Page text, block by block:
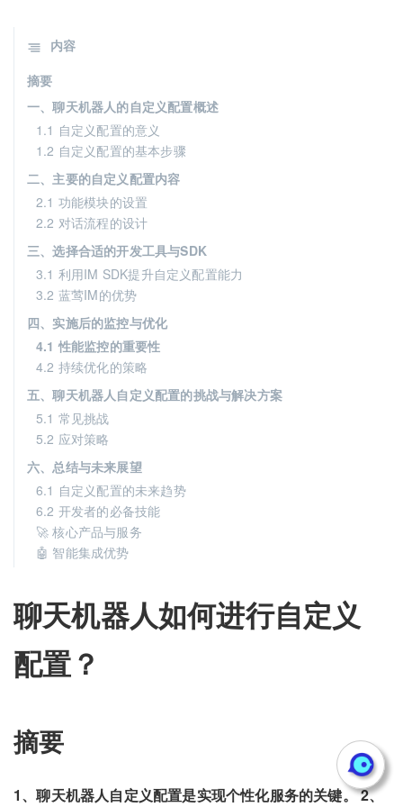
聊天机器人如何进行自定义
配置？
摘要
1、聊天机器人自定义配置是实现个性化服务的关键。 2、
内容
摘要
一、聊天机器人的自定义配置概述
1.1 自定义配置的意义
1.2 自定义配置的基本步骤
二、主要的自定义配置内容
2.1 功能模块的设置
2.2 对话流程的设计
三、选择合适的开发工具与SDK
3.1 利用IM SDK提升自定义配置能力
3.2 蓝莺IM的优势
四、实施后的监控与优化
4.1 性能监控的重要性
4.2 持续优化的策略
五、聊天机器人自定义配置的挑战与解决方案
5.1 常见挑战
5.2 应对策略
六、总结与未来展望
6.1 自定义配置的未来趋势
6.2 开发者的必备技能
🚀 核心产品与服务
🤖 智能集成优势